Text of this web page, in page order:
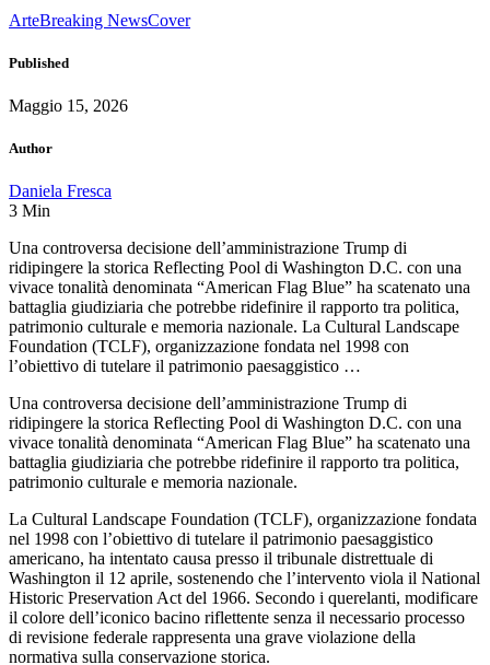
ArteBreaking NewsCover
Published
Maggio 15, 2026
Author
Daniela Fresca
3 Min
Una controversa decisione dell’amministrazione Trump di
ridipingere la storica Reflecting Pool di Washington D.C. con una
vivace tonalità denominata “American Flag Blue” ha scatenato una
battaglia giudiziaria che potrebbe ridefinire il rapporto tra politica,
patrimonio culturale e memoria nazionale. La Cultural Landscape
Foundation (TCLF), organizzazione fondata nel 1998 con
l’obiettivo di tutelare il patrimonio paesaggistico …
Una controversa decisione dell’amministrazione Trump di
ridipingere la storica Reflecting Pool di Washington D.C. con una
vivace tonalità denominata “American Flag Blue” ha scatenato una
battaglia giudiziaria che potrebbe ridefinire il rapporto tra politica,
patrimonio culturale e memoria nazionale.
La Cultural Landscape Foundation (TCLF), organizzazione fondata
nel 1998 con l’obiettivo di tutelare il patrimonio paesaggistico
americano, ha intentato causa presso il tribunale distrettuale di
Washington il 12 aprile, sostenendo che l’intervento viola il National
Historic Preservation Act del 1966. Secondo i querelanti, modificare
il colore dell’iconico bacino riflettente senza il necessario processo
di revisione federale rappresenta una grave violazione della
normativa sulla conservazione storica.